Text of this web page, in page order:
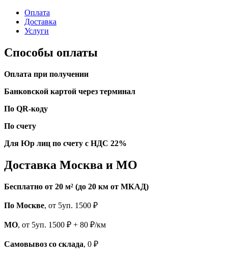
Оплата
Доставка
Услуги
Способы оплаты
Оплата при получении
Банковской картой через терминал
По QR-коду
По счету
Для Юр лиц по счету с НДС 22%
Доставка Москва и МО
Бесплатно от 20 м² (до 20 км от МКАД)
По Москве, от 5уп. 1500 ₽
МО, от 5уп. 1500 ₽ + 80 ₽/км
Самовывоз со склада, 0 ₽